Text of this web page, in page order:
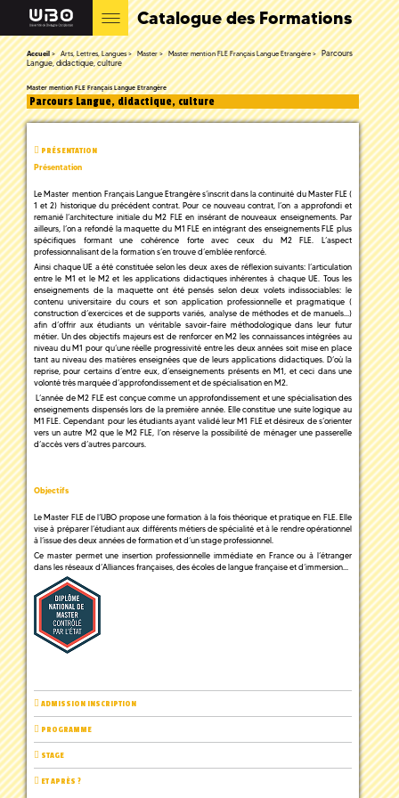
Catalogue des Formations
Accueil Arts, Lettres, Langues Master Master mention FLE Français Langue Etrangère
Parcours
Langue, didactique, culture
Master mention FLE Français Langue Etrangère
Parcours Langue, didactique, culture
PRÉSENTATION
Présentation
Le Master mention Français Langue Etrangère s’inscrit dans la continuité du Master FLE (
1 et 2) historique du précédent contrat. Pour ce nouveau contrat, l’on a approfondi et
remanié l’architecture initiale du M2 FLE en insérant de nouveaux enseignements. Par
ailleurs, l’on a refondé la maquette du M1 FLE en intégrant des enseignements FLE plus
spécifiques formant une cohérence forte avec ceux du M2 FLE. L’aspect
professionnalisant de la formation s’en trouve d’emblée renforcé.
Ainsi chaque UE a été constituée selon les deux axes de réflexion suivants: l’articulation
entre le M1 et le M2 et les applications didactiques inhérentes à chaque UE. Tous les
enseignements de la maquette ont été pensés selon deux volets indissociables: le
contenu universitaire du cours et son application professionnelle et pragmatique (
construction d’exercices et de supports variés, analyse de méthodes et de manuels…)
afin d’offrir aux étudiants un véritable savoir-faire méthodologique dans leur futur
métier. Un des objectifs majeurs est de renforcer en M2 les connaissances intégrées au
niveau du M1 pour qu’une réelle progressivité entre les deux années soit mise en place
tant au niveau des matières enseignées que de leurs applications didactiques. D’où la
reprise, pour certains d’entre eux, d’enseignements présents en M1, et ceci dans une
volonté très marquée d’approfondissement et de spécialisation en M2.
L’année de M2 FLE est conçue comme un approfondissement et une spécialisation des
enseignements dispensés lors de la première année. Elle constitue une suite logique au
M1 FLE. Cependant pour les étudiants ayant validé leur M1 FLE et désireux de s’orienter
vers un autre M2 que le M2 FLE, l’on réserve la possibilité de ménager une passerelle
d’accès vers d’autres parcours.
Objectifs
Le Master FLE de l’UBO propose une formation à la fois théorique et pratique en FLE. Elle
vise à préparer l’étudiant aux différents métiers de spécialité et à le rendre opérationnel
à l’issue des deux années de formation et d’un stage professionnel.
Ce master permet une insertion professionnelle immédiate en France ou à l’étranger
dans les réseaux d’Alliances françaises, des écoles de langue française et d’immersion…
ADMISSION INSCRIPTION
PROGRAMME
STAGE
ET APRÈS ?